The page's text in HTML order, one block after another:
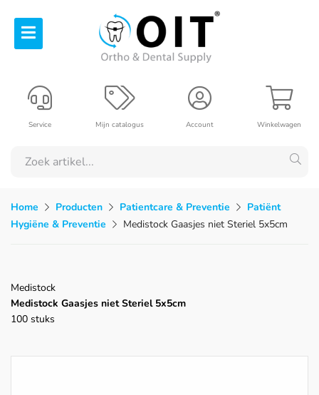
Winkelwagen
Account
Mijn catalogus
Service
Home Producten Patientcare & Preventie
Patiënt
Hygiëne & Preventie
Medistock Gaasjes niet Steriel 5x5cm
Medistock
Medistock Gaasjes niet Steriel 5x5cm
100 stuks